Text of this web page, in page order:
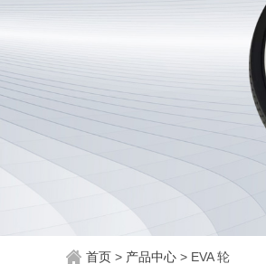
首页 > 产品中心 > EVA 轮